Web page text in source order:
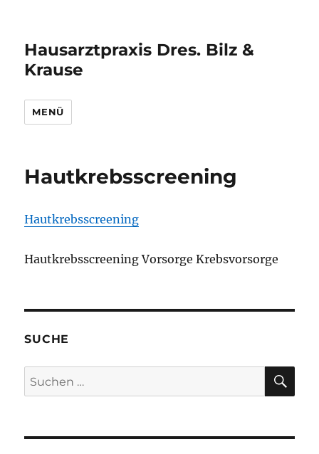
Hausarztpraxis Dres. Bilz &
Krause
MENÜ
Hautkrebsscreening
Hautkrebsscreening
Hautkrebsscreening Vorsorge Krebsvorsorge
SUCHE
Suchen
nach: